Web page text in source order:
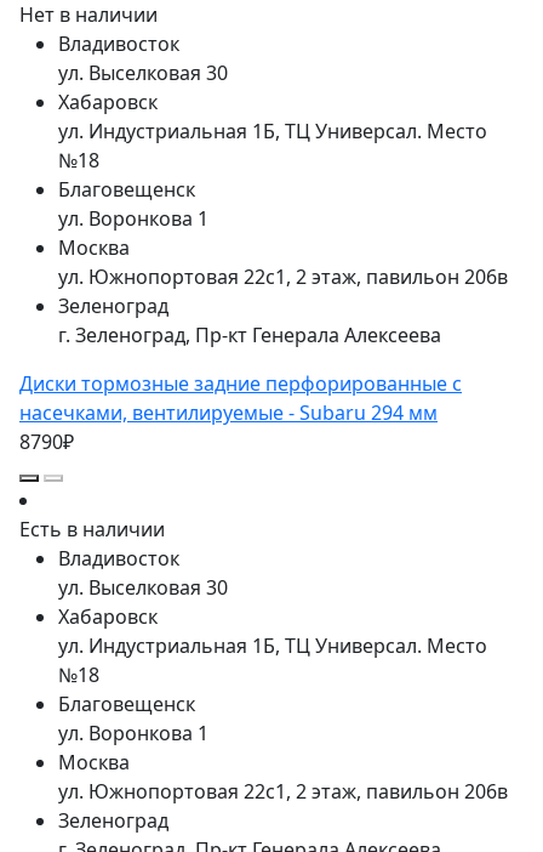
Нет в наличии
Владивосток
ул. Выселковая 30
Хабаровск
ул. Индустриальная 1Б, ТЦ Универсал. Место
№18
Благовещенск
ул. Воронкова 1
Москва
ул. Южнопортовая 22с1, 2 этаж, павильон 206в
Зеленоград
г. Зеленоград, Пр-кт Генерала Алексеева
Диски тормозные задние перфорированные с
насечками, вентилируемые - Subaru 294 мм
8790₽
Есть в наличии
Владивосток
ул. Выселковая 30
Хабаровск
ул. Индустриальная 1Б, ТЦ Универсал. Место
№18
Благовещенск
ул. Воронкова 1
Москва
ул. Южнопортовая 22с1, 2 этаж, павильон 206в
Зеленоград